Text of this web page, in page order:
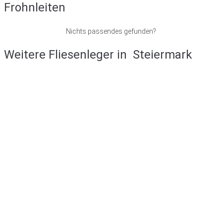
Frohnleiten
Nichts passendes gefunden?
Weitere Fliesenleger in Steiermark